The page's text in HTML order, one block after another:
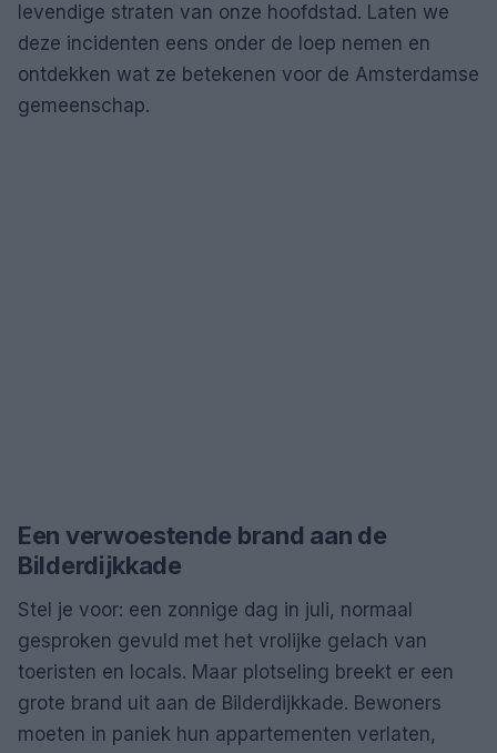
levendige straten van onze hoofdstad. Laten we
deze incidenten eens onder de loep nemen en
ontdekken wat ze betekenen voor de Amsterdamse
gemeenschap.
Een verwoestende brand aan de
Bilderdijkkade
Stel je voor: een zonnige dag in juli, normaal
gesproken gevuld met het vrolijke gelach van
toeristen en locals. Maar plotseling breekt er een
grote brand uit aan de Bilderdijkkade. Bewoners
moeten in paniek hun appartementen verlaten,